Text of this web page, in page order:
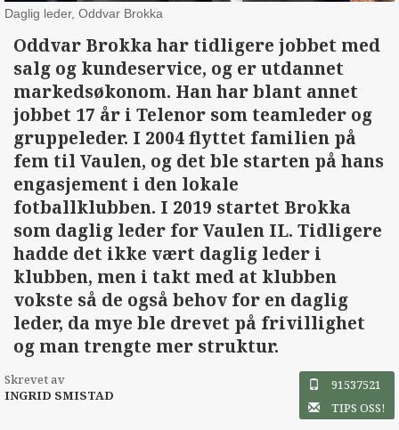
Daglig leder, Oddvar Brokka
Oddvar Brokka har tidligere jobbet med
salg og kundeservice, og er utdannet
markedsøkonom. Han har blant annet
jobbet 17 år i Telenor som teamleder og
gruppeleder. I 2004 flyttet familien på
fem til Vaulen, og det ble starten på hans
engasjement i den lokale
fotballklubben. I 2019 startet Brokka
som daglig leder for Vaulen IL. Tidligere
hadde det ikke vært daglig leder i
klubben, men i takt med at klubben
vokste så de også behov for en daglig
leder, da mye ble drevet på frivillighet
og man trengte mer struktur.
Skrevet av
INGRID SMISTAD
91537521
TIPS OSS!